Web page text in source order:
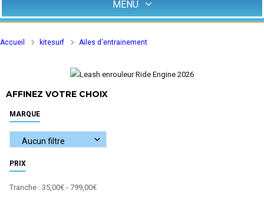
MENU
Accueil kitesurf Ailes d'entrainement
AFFINEZ VOTRE CHOIX
MARQUE
PRIX
Tranche : 35,00€ - 799,00€